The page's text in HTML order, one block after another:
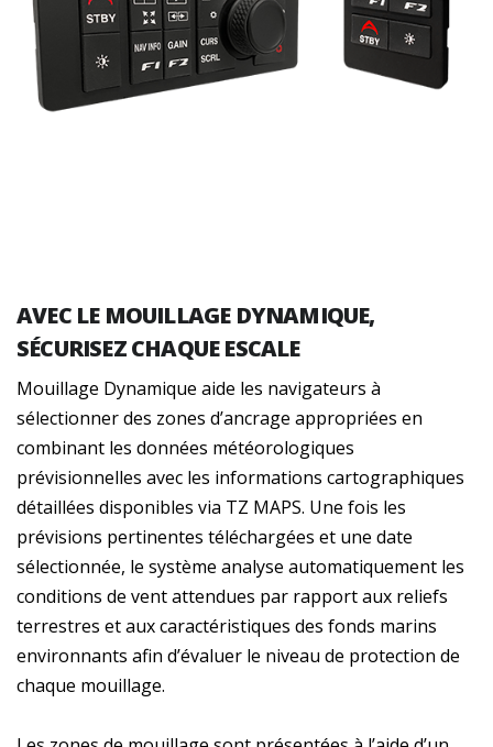
AVEC LE MOUILLAGE DYNAMIQUE,
SÉCURISEZ CHAQUE ESCALE
Mouillage Dynamique aide les navigateurs à
sélectionner des zones d’ancrage appropriées en
combinant les données météorologiques
prévisionnelles avec les informations cartographiques
détaillées disponibles via TZ MAPS. Une fois les
prévisions pertinentes téléchargées et une date
sélectionnée, le système analyse automatiquement les
conditions de vent attendues par rapport aux reliefs
terrestres et aux caractéristiques des fonds marins
environnants afin d’évaluer le niveau de protection de
chaque mouillage.